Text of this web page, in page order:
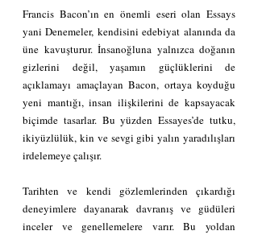
Francis Bacon’ın en önemli eseri olan Essays
yani Denemeler, kendisini edebiyat alanında da
üne kavuşturur. İnsanoğluna yalnızca doğanın
gizlerini değil, yaşamın güçlüklerini de
açıklamayı amaçlayan Bacon, ortaya koyduğu
yeni mantığı, insan ilişkilerini de kapsayacak
biçimde tasarlar. Bu yüzden Essayes’de tutku,
ikiyüzlülük, kin ve sevgi gibi yalın yaradılışları
irdelemeye çalışır.
Tarihten ve kendi gözlemlerinden çıkardığı
deneyimlere dayanarak davranış ve güdüleri
inceler ve genellemelere varır. Bu yoldan